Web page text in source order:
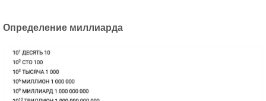
Определение миллиарда